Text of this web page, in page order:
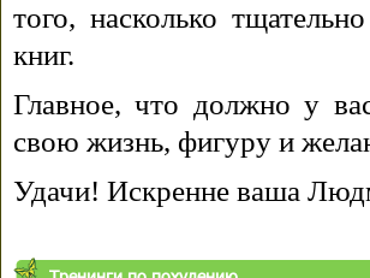
того, насколько
книг.
Главное, что должно у
свою жизнь, фигуру и
Удачи! Искренне ваша